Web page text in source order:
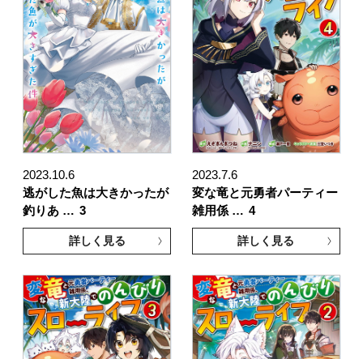
2023.10.6
逃がした魚は大きかったが
釣りあ … 3
詳しく見る
2023.7.6
変な竜と元勇者パーティー
雑用係 … 4
詳しく見る